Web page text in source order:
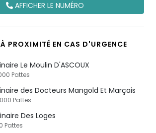
AFFICHER LE NUMÉRO
PROXIMITÉ EN CAS D'URGENCE
Le Moulin D'ASCOUX
Pattes
des Docteurs Mangold Et Marçais
Pattes
Des Loges
Pattes